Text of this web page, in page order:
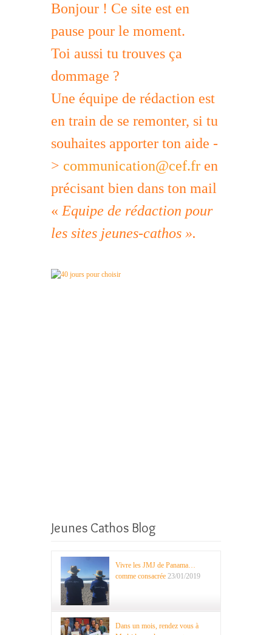
Bonjour ! Ce site est en
pause pour le moment.
Toi aussi tu trouves ça
dommage ?
Une équipe de rédaction est
en train de se remonter, si tu
souhaites apporter ton aide -
> communication@cef.fr en
précisant bien dans ton mail
« Equipe de rédaction pour
les sites jeunes-cathos ».
Jeunes Cathos Blog
Vivre les JMJ de Panama…
comme consacrée 23/01/2019
Dans un mois, rendez vous à